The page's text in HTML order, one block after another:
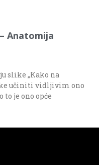
Anatomija
slike „Kako na
učiniti vidljivim ono
to je ono opće